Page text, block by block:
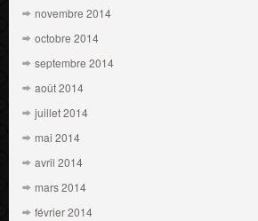
novembre 2014
octobre 2014
septembre 2014
août 2014
juillet 2014
mai 2014
avril 2014
mars 2014
février 2014